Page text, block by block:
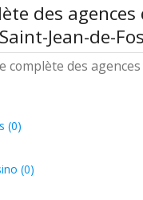
des agences
Jean-de-Fos
complète des
(0)
(0)